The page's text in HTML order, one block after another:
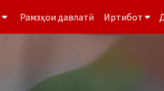
Рамзҳои давлатӣ Иртибот